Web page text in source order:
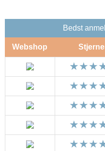
Bedst
Webshop